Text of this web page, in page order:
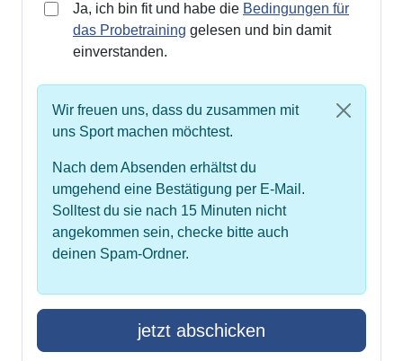
Ja, ich bin fit und habe die Bedingungen für
das Probetraining gelesen und bin damit
einverstanden.
Wir freuen uns, dass du zusammen mit
uns Sport machen möchtest.
Nach dem Absenden erhältst du
umgehend eine Bestätigung per E-Mail.
Solltest du sie nach 15 Minuten nicht
angekommen sein, checke bitte auch
deinen Spam-Ordner.
jetzt abschicken